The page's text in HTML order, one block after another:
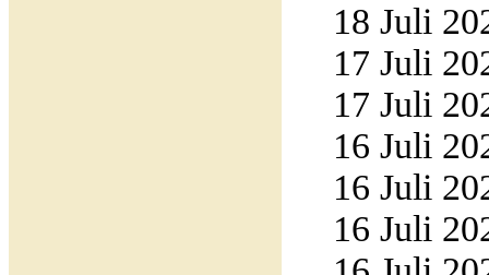
18 Juli
17 Juli
17 Juli
16 Juli
16 Juli
16 Juli